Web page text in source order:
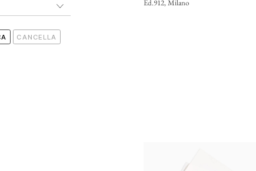
Ed.912, Milano